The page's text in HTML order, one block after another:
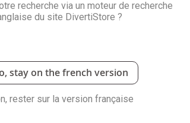
recherche via un moteur de recherche
du site DivertiStore ?
stay on the french version
rester sur la version française